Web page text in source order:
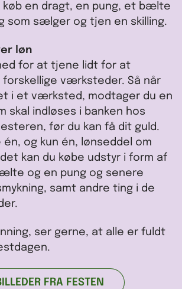
køb en dragt, en pung, et bælte
som sælger og tjen en skilling.
løn
for at tjene lidt for at
forskellige værksteder. Så når
i et værksted, modtager du en
skal indløses i banken hos
før du kan få dit guld.
én, og kun én, lønseddel om
kan du købe udstyr i form af
og en pung og senere
samt andre ting i de
ser gerne, at alle er fuldt
FRA FESTEN